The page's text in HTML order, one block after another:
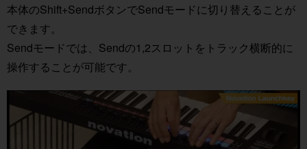
本体のShift+SendボタンでSendモードに切り替えることが
できます。
Sendモードでは、Sendの1,2スロットをトラック横断的に
操作することが可能です。